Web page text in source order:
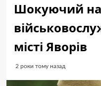
Шокуючий
місті Яворів
2 роки тому назад